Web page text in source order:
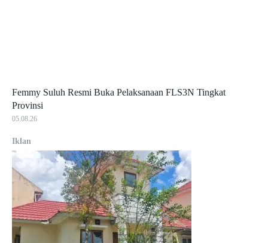
Femmy Suluh Resmi Buka Pelaksanaan FLS3N Tingkat
Provinsi
05.08.26
Iklan